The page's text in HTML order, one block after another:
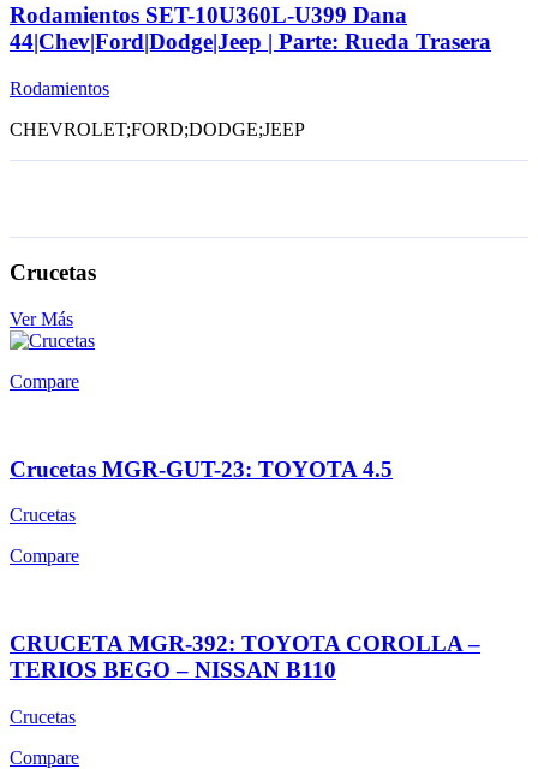
Rodamientos SET-10U360L-U399 Dana
44|Chev|Ford|Dodge|Jeep | Parte: Rueda Trasera
Rodamientos
CHEVROLET;FORD;DODGE;JEEP
Crucetas
Ver Más
Compare
Crucetas MGR-GUT-23: TOYOTA 4.5
Crucetas
Compare
CRUCETA MGR-392: TOYOTA COROLLA –
TERIOS BEGO – NISSAN B110
Crucetas
Compare